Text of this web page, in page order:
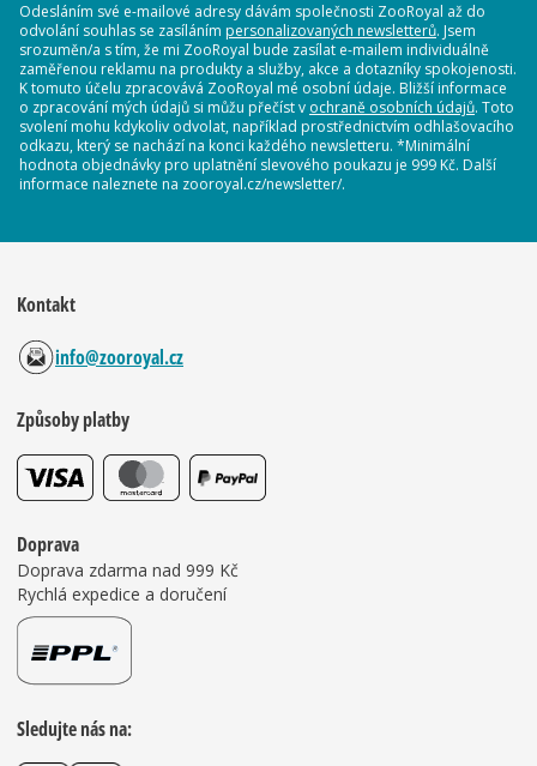
Odesláním své e-mailové adresy dávám společnosti ZooRoyal až do
odvolání souhlas se zasíláním personalizovaných newsletterů. Jsem
srozuměn/a s tím, že mi ZooRoyal bude zasílat e-mailem individuálně
zaměřenou reklamu na produkty a služby, akce a dotazníky spokojenosti.
K tomuto účelu zpracovává ZooRoyal mé osobní údaje. Bližší informace
o zpracování mých údajů si můžu přečíst v ochraně osobních údajů. Toto
svolení mohu kdykoliv odvolat, například prostřednictvím odhlašovacího
odkazu, který se nachází na konci každého newsletteru. *Minimální
hodnota objednávky pro uplatnění slevového poukazu je 999 Kč. Další
informace naleznete na zooroyal.cz/newsletter/.
Kontakt
info@zooroyal.cz
Způsoby platby
Doprava
Doprava zdarma nad 999 Kč
Rychlá expedice a doručení
Sledujte nás na: